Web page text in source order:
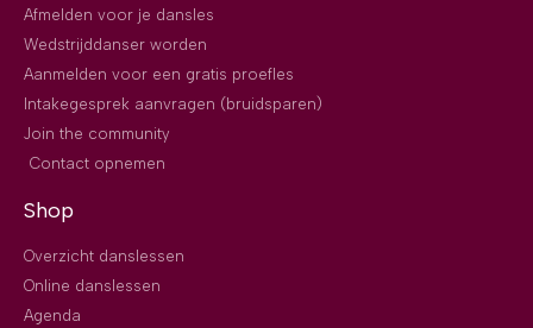
Afmelden voor je dansles
Wedstrijddanser worden
Aanmelden voor een gratis proefles
Intakegesprek aanvragen (bruidsparen)
Join the community
Contact opnemen
Shop
Overzicht danslessen
Online danslessen
Agenda